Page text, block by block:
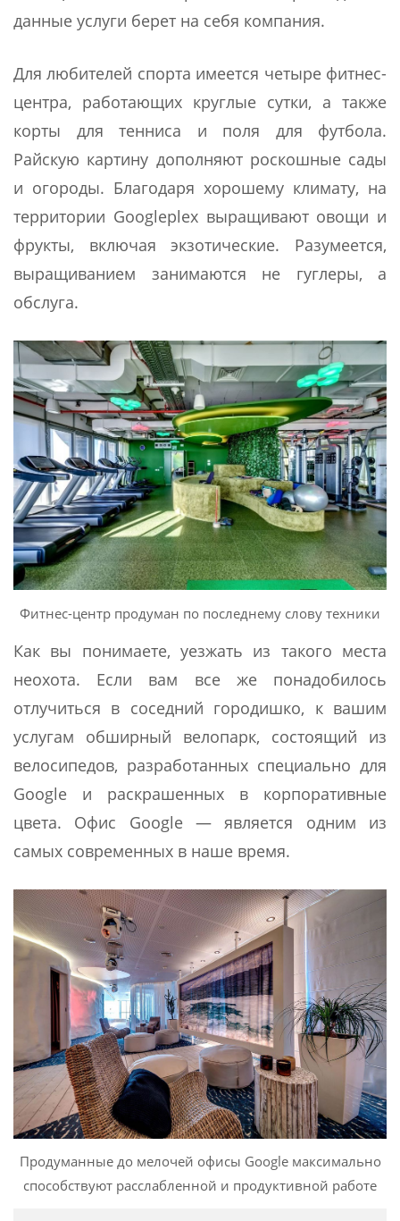
данные услуги берет на себя компания.
Для любителей спорта имеется четыре фитнес-
центра, работающих круглые сутки, а также
корты для тенниса и поля для футбола.
Райскую картину дополняют роскошные сады
и огороды. Благодаря хорошему климату, на
территории Googleplex выращивают овощи и
фрукты, включая экзотические. Разумеется,
выращиванием занимаются не гуглеры, а
обслуга.
Фитнес-центр продуман по последнему слову техники
Как вы понимаете, уезжать из такого места
неохота. Если вам все же понадобилось
отлучиться в соседний городишко, к вашим
услугам обширный велопарк, состоящий из
велосипедов, разработанных специально для
Google и раскрашенных в корпоративные
цвета. Офис Google — является одним из
самых современных в наше время.
Продуманные до мелочей офисы Google максимально
способствуют расслабленной и продуктивной работе